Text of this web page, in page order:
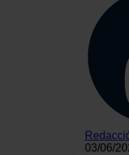
03/06/